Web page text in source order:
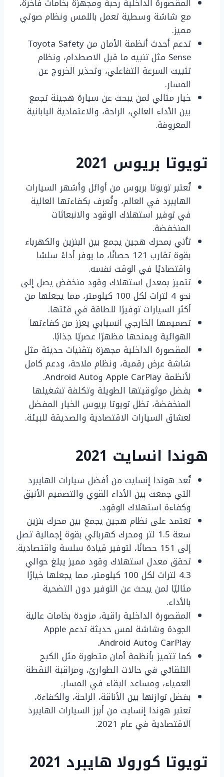
مع شاشة وسطية تعمل باللمس ونظام صوتي
مميز.
تدعم أحدث أنظمة الأمان من Toyota Safety
Sense مثل تنبيه ما قبل الاصطدام، ونظام
تثبيت السرعة التفاعلي، وتحذير الخروج عن
المسار.
خيار مثالي لمن يبحث عن سيارة هجينة تجمع
بين الأداء العالي، الراحة، والاعتمادية اليابانية
المعروفة.
تويوتا بريوس 2021
تُعتبر تويوتا بريوس من أوائل وأشهر السيارات
الهايبرد في العالم، وتُعرف بكفاءتها العالية
في توفير استهلاك الوقود والانبعاثات
المنخفضة.
تأتي بمحرك هجين يجمع بين البنزين والكهرباء
بقوة تقارب 121 حصانًا، ما يوفر أداءً سلسًا
واقتصاديًا في الوقت نفسه.
تتميز بمعدل استهلاك وقود منخفض يصل إلى
نحو 4 لترات لكل 100 كيلومتر، مما يجعلها من
أكثر السيارات توفيرًا للطاقة في فئتها.
تصميمها الخارجي انسيابي يعزز من كفاءتها
الهوائية ويمنحها مظهرًا عصريًا جذابًا.
المقصورة الداخلية مجهزة بتقنيات حديثة مثل
شاشة عرض رقمية، ونظام ملاحة، ودعم كامل
لأنظمة Apple CarPlay وAndroid Auto.
بفضل موثوقيتها الطويلة وتكلفة تشغيلها
المنخفضة، تظل تويوتا بريوس الخيار المفضل
لعشاق السيارات الاقتصادية والصديقة للبيئة.
هوندا انسايت 2021
تُعد هوندا إنسايت من أفضل سيارات الهايبرد
التي جمعت بين الأداء القوي والتصميم الأنيق
وكفاءة استهلاك الوقود.
تعتمد على نظام هجين يجمع بين محرك بنزين
سعة 1.5 لتر ومحرك كهربائي بقوة إجمالية تصل
إلى 151 حصانًا، لتوفير قيادة سلسة واقتصادية.
تحقق معدل استهلاك وقود مميز يبلغ حوالي
4.3 لترات لكل 100 كيلومتر، مما يجعلها خيارًا
مثاليًا لمن يبحث عن التوفير دون التضحية
بالأداء.
المقصورة الداخلية راقية، مزودة بخامات عالية
الجودة وشاشة لمس حديثة تدعم Apple
CarPlay وAndroid Auto.
كما تتميز بأنظمة أمان متطورة مثل الكبح
التلقائي في حالات الطوارئ، ومراقبة النقطة
العمياء، ومساعد البقاء في المسار.
بفضل توازنها بين الأناقة، الراحة، والكفاءة،
تعتبر هوندا إنسايت من أبرز السيارات الهايبرد
الاقتصادية في عام 2021.
تويوتا كورولا هايبرد 2021